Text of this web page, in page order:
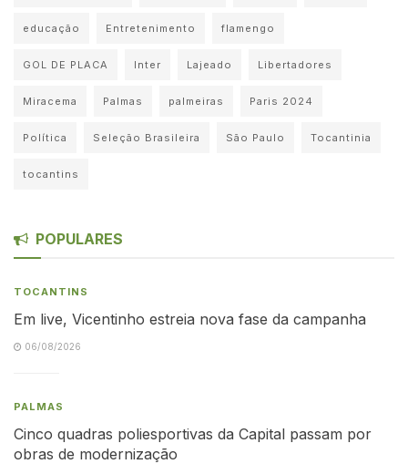
educação Entretenimento flamengo
GOL DE PLACA Inter Lajeado Libertadores
Miracema Palmas palmeiras Paris 2024
Política Seleção Brasileira São Paulo Tocantinia
tocantins
POPULARES
TOCANTINS
Em live, Vicentinho estreia nova fase da campanha
06/08/2026
PALMAS
Cinco quadras poliesportivas da Capital passam por
obras de modernização